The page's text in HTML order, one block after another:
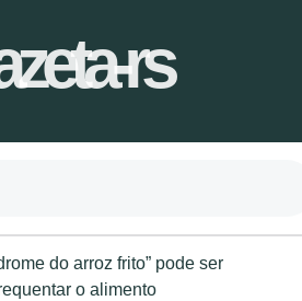
rs
do arroz frito” pode ser
o alimento